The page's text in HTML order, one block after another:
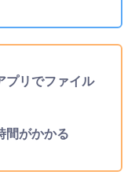
プリでファイル
間がかかる